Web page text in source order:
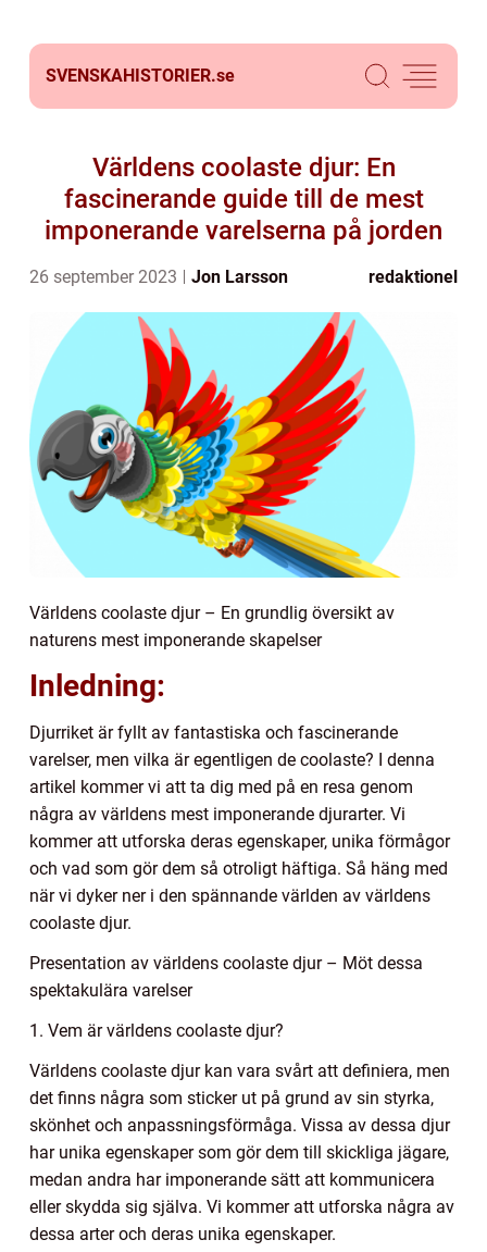
SVENSKAHISTORIER.se
Världens coolaste djur: En
fascinerande guide till de mest
imponerande varelserna på jorden
26 september 2023 Jon Larsson redaktionel
Världens coolaste djur – En grundlig översikt av
naturens mest imponerande skapelser
Inledning:
Djurriket är fyllt av fantastiska och fascinerande
varelser, men vilka är egentligen de coolaste? I denna
artikel kommer vi att ta dig med på en resa genom
några av världens mest imponerande djurarter. Vi
kommer att utforska deras egenskaper, unika förmågor
och vad som gör dem så otroligt häftiga. Så häng med
när vi dyker ner i den spännande världen av världens
coolaste djur.
Presentation av världens coolaste djur – Möt dessa
spektakulära varelser
1. Vem är världens coolaste djur?
Världens coolaste djur kan vara svårt att definiera, men
det finns några som sticker ut på grund av sin styrka,
skönhet och anpassningsförmåga. Vissa av dessa djur
har unika egenskaper som gör dem till skickliga jägare,
medan andra har imponerande sätt att kommunicera
eller skydda sig själva. Vi kommer att utforska några av
dessa arter och deras unika egenskaper.